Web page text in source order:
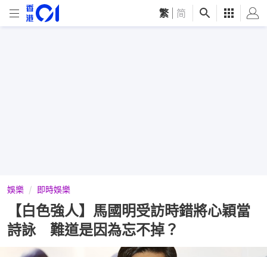
繁 简
娛樂 即時娛樂
【白色強人】馬國明受訪時錯將心穎當
詩詠 難道是因為忘不掉？